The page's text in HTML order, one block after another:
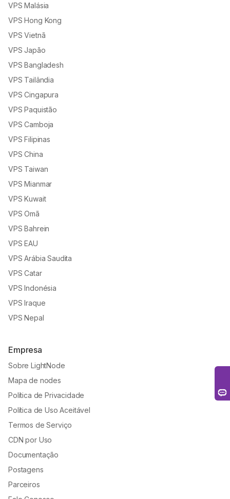
VPS Malásia
VPS Hong Kong
VPS Vietnã
VPS Japão
VPS Bangladesh
VPS Tailândia
VPS Cingapura
VPS Paquistão
VPS Camboja
VPS Filipinas
VPS China
VPS Taiwan
VPS Mianmar
VPS Kuwait
VPS Omã
VPS Bahrein
VPS EAU
VPS Arábia Saudita
VPS Catar
VPS Indonésia
VPS Iraque
VPS Nepal
Empresa
Sobre LightNode
Mapa de nodes
Política de Privacidade
Política de Uso Aceitável
Termos de Serviço
CDN por Uso
Documentação
Postagens
Parceiros